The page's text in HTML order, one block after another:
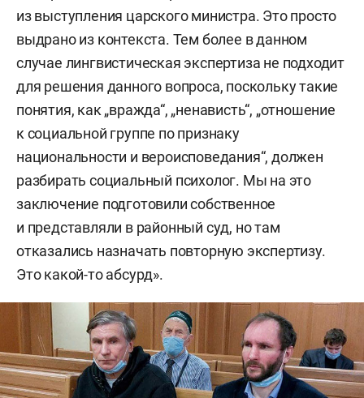
из выступления царского министра. Это просто
выдрано из контекста. Тем более в данном
случае лингвистическая экспертиза не подходит
для решения данного вопроса, поскольку такие
понятия, как „вражда“, „ненависть“, „отношение
к социальной группе по признаку
национальности и вероисповедания“, должен
разбирать социальный психолог. Мы на это
заключение подготовили собственное
и представляли в районный суд, но там
отказались назначать повторную экспертизу.
Это какой-то абсурд».